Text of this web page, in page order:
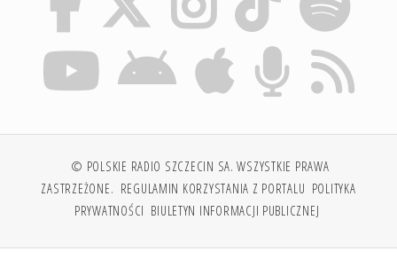
© POLSKIE RADIO SZCZECIN SA. WSZYSTKIE PRAWA
ZASTRZEŻONE. REGULAMIN KORZYSTANIA Z PORTALU POLITYKA
PRYWATNOŚCI BIULETYN INFORMACJI PUBLICZNEJ